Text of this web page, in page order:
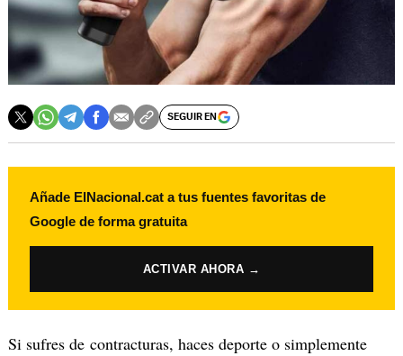
SEGUIR EN
Añade ElNacional.cat a tus fuentes favoritas de
Google de forma gratuita
ACTIVAR AHORA →
Si sufres de contracturas, haces deporte o simplemente